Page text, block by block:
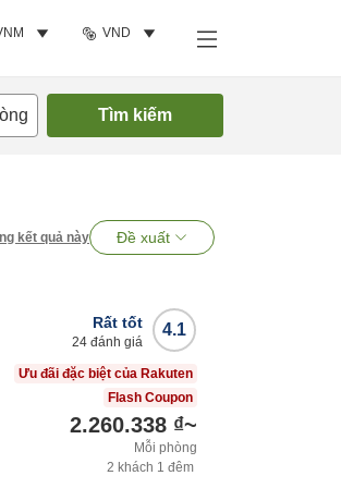
VND
Tìm kiếm
kết quả này Đề xuất
4.1
Rất tốt
24 đánh giá
Ưu đãi đặc biệt của Rakuten
Flash Coupon
2.260.338 ₫~
Mỗi phòng
2 khách 1 đêm